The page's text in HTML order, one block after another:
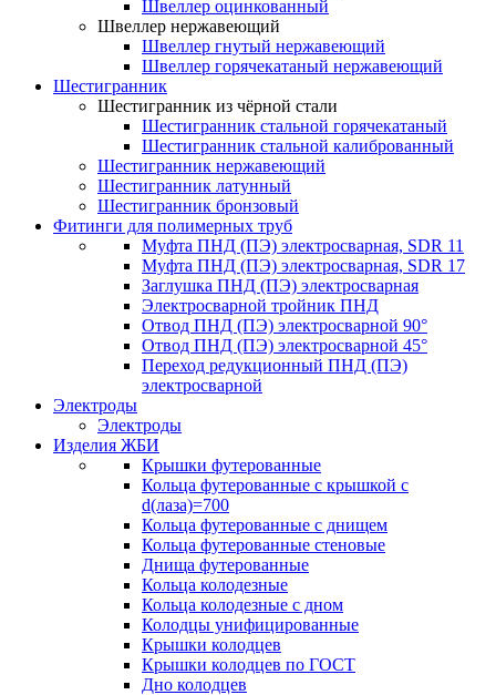
Швеллер оцинкованный
Швеллер нержавеющий
Швеллер гнутый нержавеющий
Швеллер горячекатаный нержавеющий
Шестигранник
Шестигранник из чёрной стали
Шестигранник стальной горячекатаный
Шестигранник стальной калиброванный
Шестигранник нержавеющий
Шестигранник латунный
Шестигранник бронзовый
Фитинги для полимерных труб
Муфта ПНД (ПЭ) электросварная, SDR 11
Муфта ПНД (ПЭ) электросварная, SDR 17
Заглушка ПНД (ПЭ) электросварная
Электросварной тройник ПНД
Отвод ПНД (ПЭ) электросварной 90°
Отвод ПНД (ПЭ) электросварной 45°
Переход редукционный ПНД (ПЭ)
электросварной
Электроды
Электроды
Изделия ЖБИ
Крышки футерованные
Кольца футерованные с крышкой с
d(лаза)=700
Кольца футерованные с днищем
Кольца футерованные стеновые
Днища футерованные
Кольца колодезные
Кольца колодезные с дном
Колодцы унифицированные
Крышки колодцев
Крышки колодцев по ГОСТ
Дно колодцев